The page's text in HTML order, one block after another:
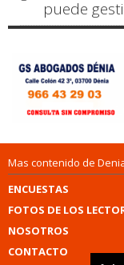
puede
Mas contenido de
ENCUESTAS
FOTOS DE LOS
NOSOTROS
CONTACTO